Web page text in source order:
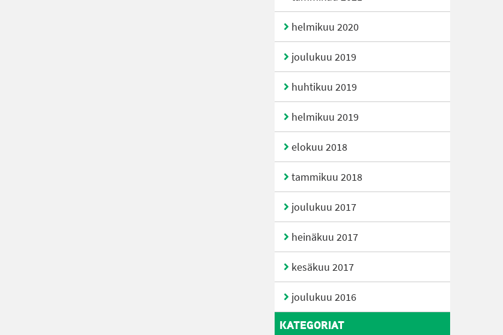
helmikuu 2020
joulukuu 2019
huhtikuu 2019
helmikuu 2019
elokuu 2018
tammikuu 2018
joulukuu 2017
heinäkuu 2017
kesäkuu 2017
joulukuu 2016
KATEGORIAT